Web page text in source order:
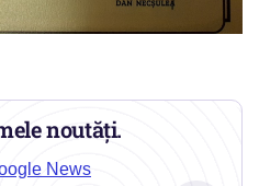
noutăți.
News